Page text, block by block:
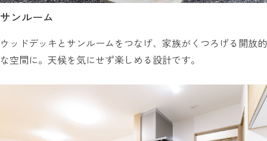
サンルーム
ウッドデッキとサンルームをつなげ、家族がくつろげる開放的
な空間に。天候を気にせず楽しめる設計です。